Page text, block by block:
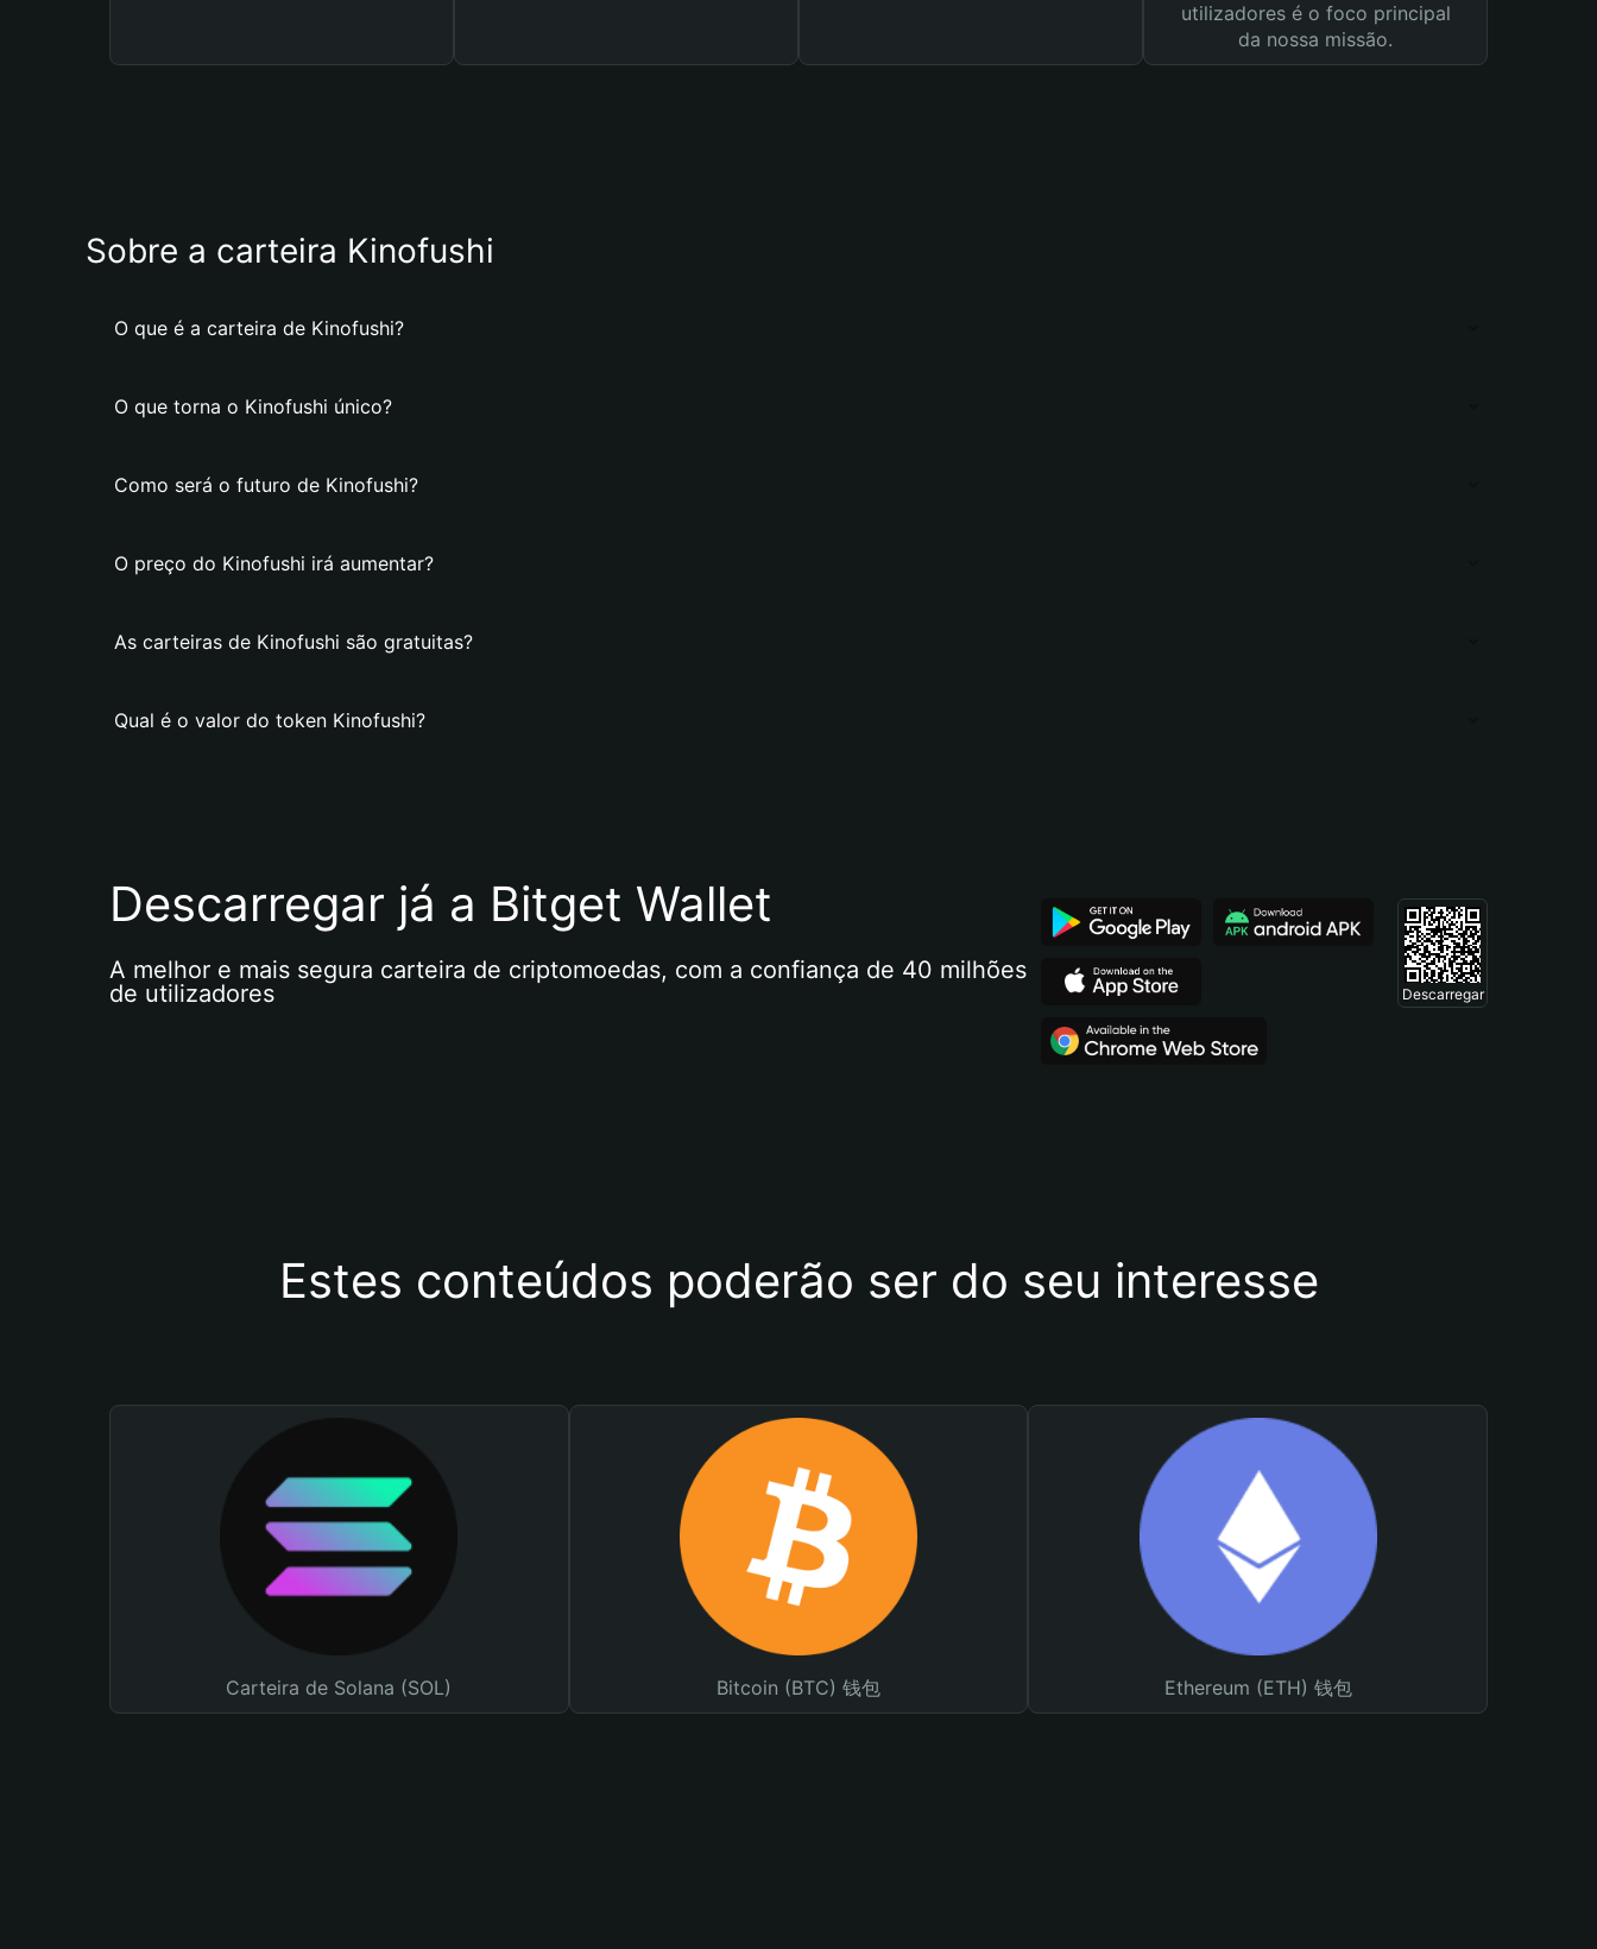
utilizadores é o foco principal
da nossa missão.
Sobre a carteira Kinofushi
O que é a carteira de Kinofushi?
O que torna o Kinofushi único?
Como será o futuro de Kinofushi?
O preço do Kinofushi irá aumentar?
As carteiras de Kinofushi são gratuitas?
Qual é o valor do token Kinofushi?
Descarregar já a Bitget Wallet
A melhor e mais segura carteira de criptomoedas, com a confiança de 40 milhões
de utilizadores
Descarregar
Estes conteúdos poderão ser do seu interesse
Carteira de Solana (SOL) Bitcoin (BTC) 钱包 Ethereum (ETH) 钱包